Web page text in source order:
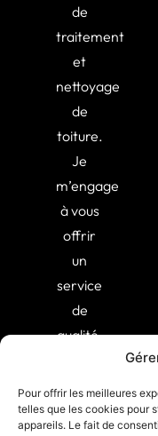
Pour offrir les meilleures
telles que les cookies pour
appareils. Le fait de
de
traitement
et
nettoyage
de
toiture.
Je
m’engage
à vous
offrir
un
service
de
qualité,
expertise
et